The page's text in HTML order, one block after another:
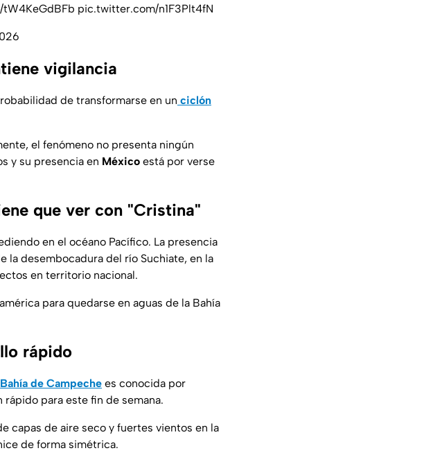
pic.twitter.com/n1F3Plt4fN
vigilancia
de transformarse en un ciclón
el fenómeno no presenta ningún
y su presencia en México está por verse
que ver con "Cristina"
en el océano Pacífico. La presencia
la desembocadura del río Suchiate, en la
en territorio nacional.
para quedarse en aguas de la Bahía
rápido
Bahía de Campeche es conocida por
para este fin de semana.
capas de aire seco y fuertes vientos en la
de forma simétrica.